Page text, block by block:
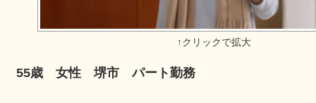
55歳 女性 堺市 パート勤務